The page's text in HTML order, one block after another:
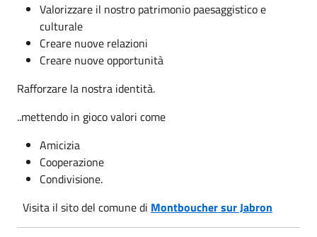
Valorizzare il nostro patrimonio paesaggistico e
culturale
Creare nuove relazioni
Creare nuove opportunità
Rafforzare la nostra identità.
..mettendo in gioco valori come
Amicizia
Cooperazione
Condivisione.
Visita il sito del comune di Montboucher sur Jabron